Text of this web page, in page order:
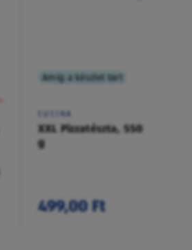
Amíg a készlet tart
CUCINA
XXL Pizzatészta, 550
g
499,00 Ft